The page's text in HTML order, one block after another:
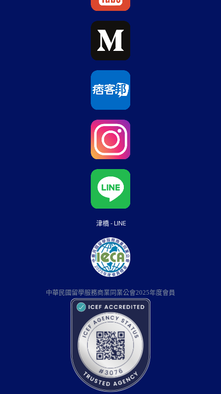
津橋 - LINE
中華民國留學服務商業同業公會2025年度會員